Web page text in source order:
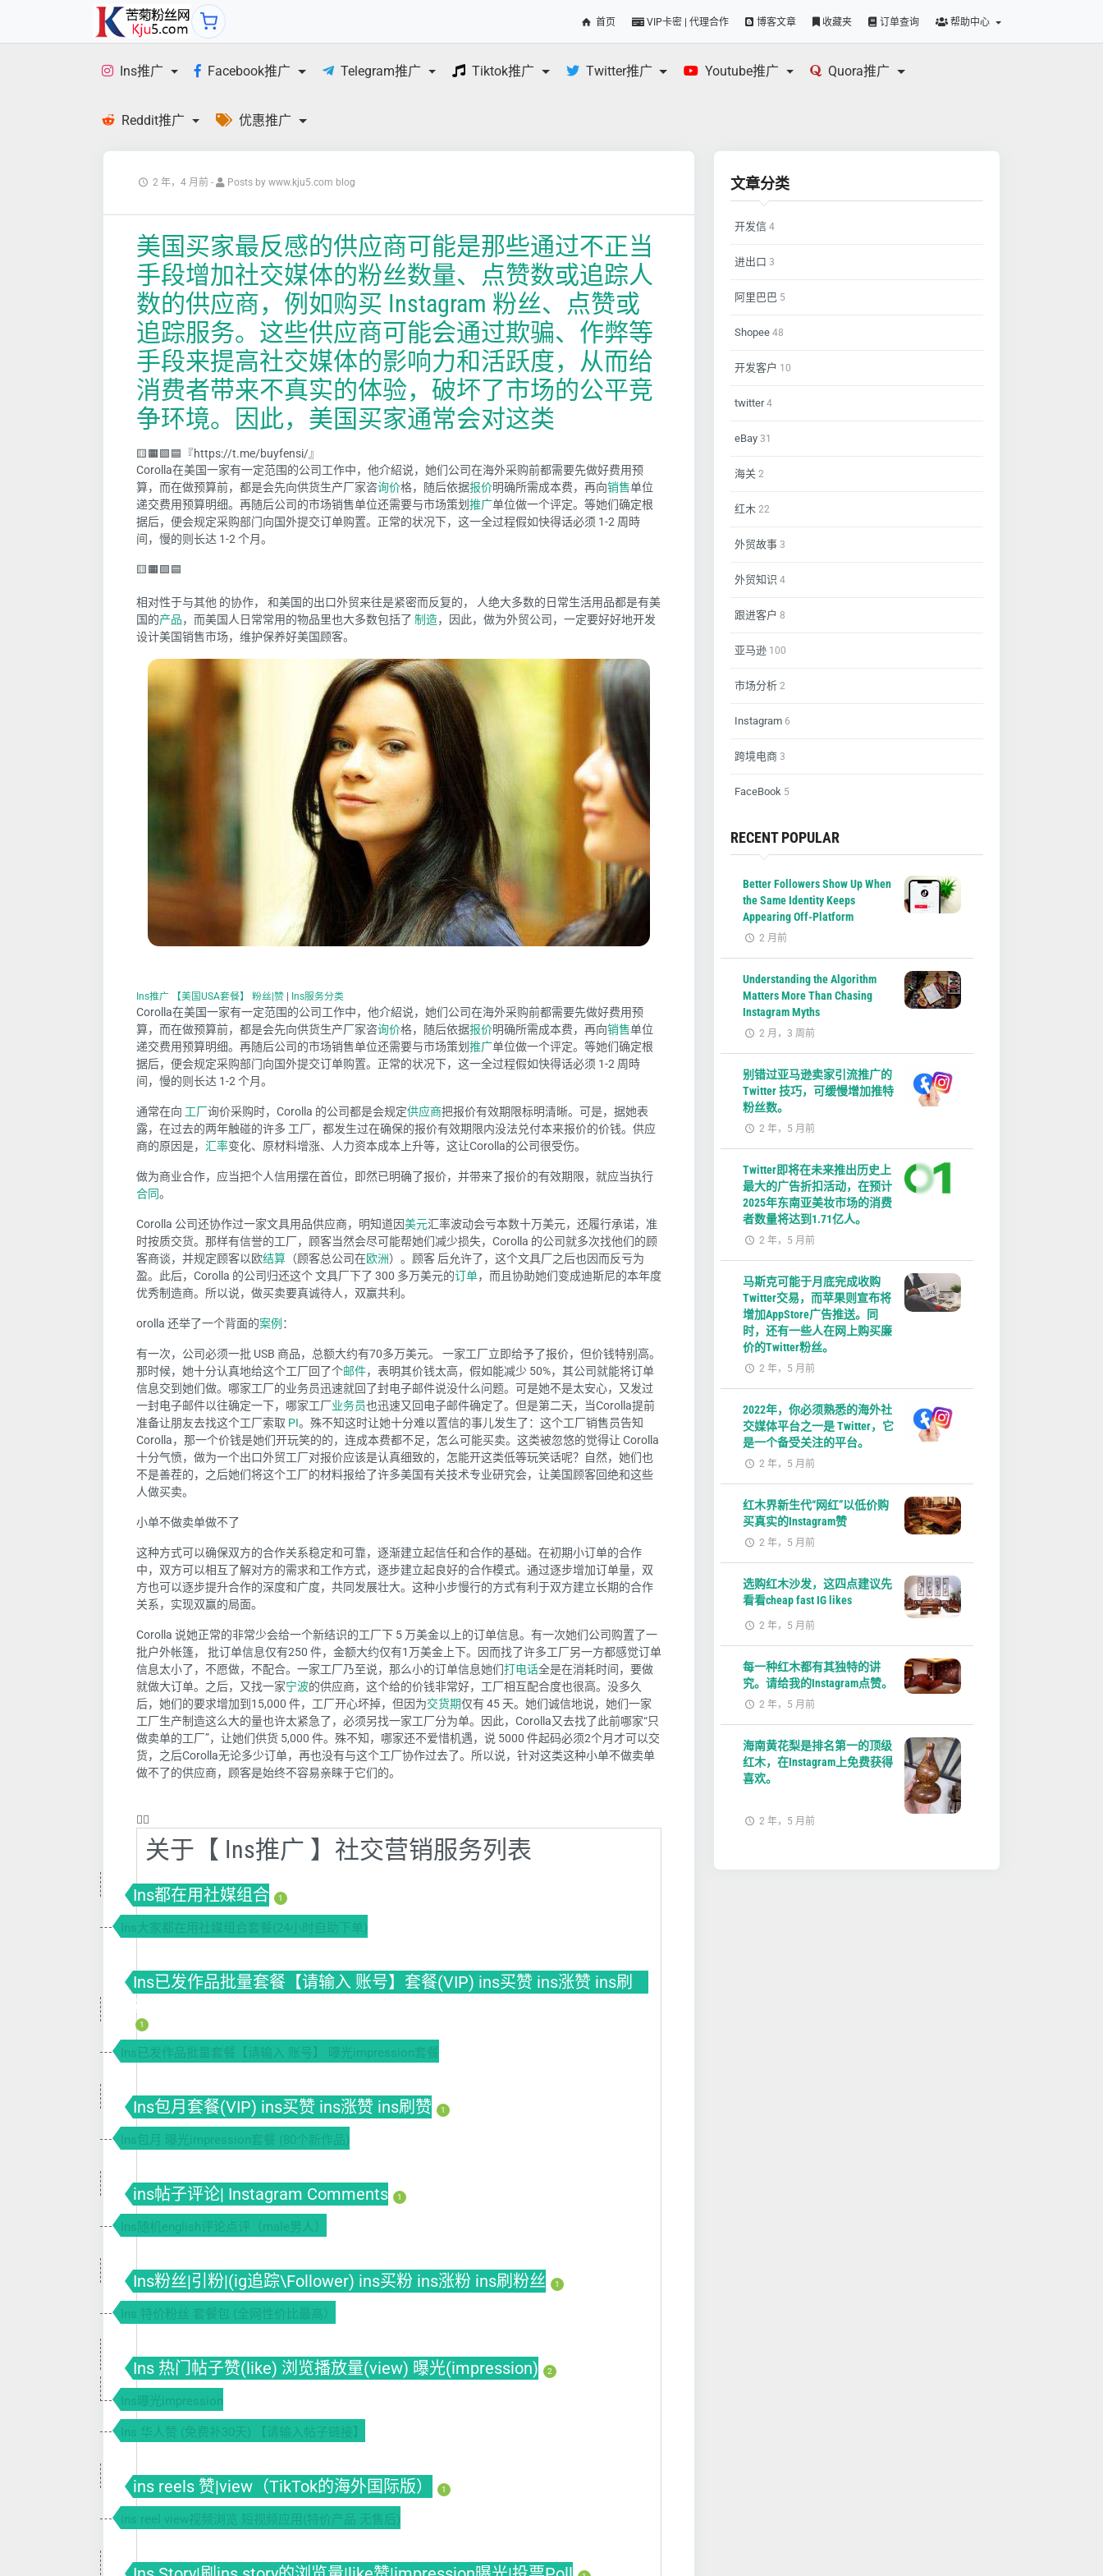
首页 VIP卡密 | 代理合作 博客文章 收藏夹 订单查询 帮助中心
Ins推广 Facebook推广 Telegram推广 Tiktok推广 Twitter推广 Youtube推广 Quora推广
Reddit推广 优惠推广
2 年，4 月前 - Posts by www.kju5.com blog
美国买家最反感的供应商可能是那些通过不正当
手段增加社交媒体的粉丝数量、点赞数或追踪人
数的供应商，例如购买 Instagram 粉丝、点赞或
追踪服务。这些供应商可能会通过欺骗、作弊等
手段来提高社交媒体的影响力和活跃度，从而给
消费者带来不真实的体验，破坏了市场的公平竞
争环境。因此，美国买家通常会对这类
🟨🟧🟩🟦『https://t.me/buyfensi/』
Corolla在美国一家有一定范围的公司工作中， 他介紹说，她们公司在海外采购前都需要先做好费用预
算，而在做预算前，都是会先向供货生产厂家咨询价格， 随后依据报价明确所需成本费， 再向销售单位
递交费用预算明细。 再随后公司的市场销售单位还需要与市场策划 推广单位做一个评定。 等她们确定根
据后，便会规定采购部门向国外提交订单购置。 正常的状况下，这一全过程假如快得话必须 1-2 周時
间，慢的则 长达 1-2 个月。
🟨🟧🟩🟦
相对性于与其他 的协作，
和美国的出口外贸来往是紧密而反复的， 人绝大多数的日常生活用品都是有美
国的产品，而美国人日常常用的物品里也大多数包括了 制造，因此，做为外贸公司，一定要好好地开发
设计美国销售市场，维护保养好美国顾客。
Ins推广 【美国USA套餐】 粉丝|赞 Ins服务分类
Corolla在美国一家有一定范围的公司工作中， 他介紹说，她们公司在海外采购前都需要先做好费用预
算，而在做预算前，都是会先向供货生产厂家咨询价格， 随后依据报价明确所需成本费， 再向销售单位
递交费用预算明细。 再随后公司的市场销售单位还需要与市场策划 推广单位做一个评定。 等她们确定根
据后，便会规定采购部门向国外提交订单购置。 正常的状况下，这一全过程假如快得话必须 1-2 周時
间，慢的则 长达 1-2 个月。
通常在向 工厂询价采购时， Corolla 的公司都是会规定供应商把报价有效期限标明清晰。 可是，据她表
露， 在过去的两年触碰的许多 工厂， 都发生过在确保的报价有效期限内没法兑付本来报价的价钱。 供应
商的原因是， 汇率变化、原材料增涨、人力资本成本上升等，这让Corolla的公司很受伤。
做为商业合作，应当把个人信用摆在首位， 即然已明确了报价，并带来了报价的有效期限，就应当执行
合同。
Corolla 公司还协作过一家文具用品供应商，明知道因美元汇率波动会亏本数十万美元，还履行承诺，准
时按质交货。那样有信誉的工厂，顾客当然会尽可能帮她们减少损失， Corolla 的公司就多次找他们的顾
客商谈， 并规定顾客以欧结算 （顾客总公司在欧洲）。顾客 后允许了，这个文具厂之后也因而反亏为
盈。 此后， Corolla 的公司归还这个文具厂下了 300 多万美元的订单，而且协助她们变成迪斯尼的本年度
优秀制造商。 所以说，做买卖要真诚待人，双赢共利。
orolla 还举了一个背面的案例 ：
有一次，公司必须一批 USB 商品，总额大约有70多万美元。 一家工厂立即给予了报价，但价钱特别高。
那时候，她十分认真地给这个工厂回了个邮件，表明其价钱太高，假如能减少 50%，其公司就能将订单
信息交到她们做。哪家工厂的业务员迅速就回了封电子邮件说没什么问题。可是她不是太安心，又发过
一封电子邮件以往确定一下，哪家工厂业务员也迅速又回电子邮件确定了。但是第二天，当Corolla提前
准备让朋友去找这个工厂索取 PI。殊不知这时让她十分难以置信的事儿发生了：这个工厂销售员告知
Corolla，那一个价钱是她们开玩笑的的，连成本费都不足，怎么可能买卖。这类被忽悠的觉得让 Corolla
十分气愤，做为一个出口外贸工厂对报价应该是认真细致的，怎能开这类低等玩笑话呢？自然，她们也
不是善茬的，之后她们将这个工厂的材料报给了许多美国有关技术专业研究会，让美国顾客回绝和这些
人做买卖。
小单不做卖单做不了
这种方式可以确保双方的合作关系稳定和可靠，逐渐建立起信任和合作的基础。在初期小订单的合作
中，双方可以相互了解对方的需求和工作方式，逐步建立起良好的合作模式。通过逐步增加订单量，双
方也可以逐步提升合作的深度和广度，共同发展壮大。这种小步慢行的方式有利于双方建立长期的合作
关系，实现双赢的局面。
Corolla 说她正常的非常少会给一个新结识的工厂下 5万美金以上的订单信息。有一次她们公司购置了一
批户外帐篷， 批订单信息仅有250 件，金额大约仅有1万美金上下。因而找了许多工厂另一方都感觉订单
信息太小了，不愿做，不配合。一家工厂乃至说，那么小的订单信息她们打电话全是在消耗时间，要做
就做大订单。之后，又找一家宁波的供应商，这个给的价钱非常好，工厂相互配合度也很高。没多久
后，她们的要求增加到 15,000 件，工厂开心坏掉，但因为交货期仅有45 天。她们诚信地说，她们一家
工厂生产制造这么大的量也许太紧急了，必须另找一家工厂分为单。因此， Corolla又去找了此前哪家“只
做卖单的工厂”，让她们供货 5,000 件。殊不知，哪家还不爱惜机遇，说 5000 件起码必须2个月才可以交
货，之后Corolla无论多少订单，再也没有与这个工厂协作过去了。所以说，针对这类这种小单不做卖单
做不了的供应商，顾客是始终不容易亲睐于它们的。
❤️‍🔥
关于【 Ins推广 】社交营销服务列表
Ins都在用社媒组合 1
Ins大家都在用社媒组合套餐(24小时自助下单)
Ins已发作品批量套餐【请输入 账号】套餐(VIP) ins买赞 ins涨赞 ins刷
赞
1
Ins已发作品批量套餐【请输入 账号】 曝光impression套餐
Ins包月套餐(VIP) ins买赞 ins涨赞 ins刷赞 1
Ins包月 曝光impression套餐 (80个新作品)
ins帖子评论| Instagram Comments 1
Ins随机english评论点评（male男人）
Ins粉丝|引粉|(ig追踪\Follower) ins买粉 ins涨粉 ins刷粉丝 1
Ins 特价粉丝 套餐包 (全网性价比最高）
Ins 热门帖子赞(like) 浏览播放量(view) 曝光(impression) 2
Ins曝光impression
Ins 华人赞 (免费补30天) 【请输入帖子链接】
ins reels 赞|view（TikTok的海外国际版） 1
ins reel view视频浏览 短视频应用(特价产品 无售后)
文章分类
开发信 4
进出口 3
阿里巴巴 5
Shopee 48
开发客户 10
twitter4
eBay 31
海关 2
红木 22
外贸故事 3
外贸知识 4
跟进客户 8
亚马逊 100
市场分析 2
Instagram 6
跨境电商 3
FaceBook 5
RECENT POPULAR
Better Followers Show Up When
the Same Identity Keeps
Appearing Off-Platform
2 月前
Understanding the Algorithm
Matters More Than Chasing
Instagram Myths
2 月，3 周前
别错过亚马逊卖家引流推广的
Twitter 技巧，可缓慢增加推特
粉丝数。
2 年，5 月前
Twitter即将在未来推出历史上
最大的广告折扣活动，在预计
2025年东南亚美妆市场的消费
者数量将达到1.71亿人。
2 年，5 月前
马斯克可能于月底完成收购
Twitter交易，而苹果则宣布将
增加AppStore广告推送。同
时，还有一些人在网上购买廉
价的Twitter粉丝。
2 年，5 月前
2022年，你必须熟悉的海外社
交媒体平台之一是 Twitter，它
是一个备受关注的平台。
2 年，5 月前
红木界新生代“网红”以低价购
买真实的Instagram赞
2 年，5 月前
选购红木沙发，这四点建议先
看看cheap fast IG likes
2 年，5 月前
每一种红木都有其独特的讲
究。请给我的Instagram点赞。
2 年，5 月前
海南黄花梨是排名第一的顶级
红木，在Instagram上免费获得
喜欢。
2 年，5 月前